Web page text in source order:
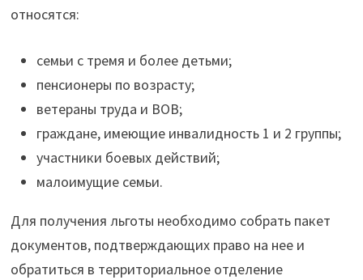
относятся:
семьи с тремя и более детьми;
пенсионеры по возрасту;
ветераны труда и ВОВ;
граждане, имеющие инвалидность 1 и 2 группы;
участники боевых действий;
малоимущие семьи.
Для получения льготы необходимо собрать пакет
документов, подтверждающих право на нее и
обратиться в территориальное отделение